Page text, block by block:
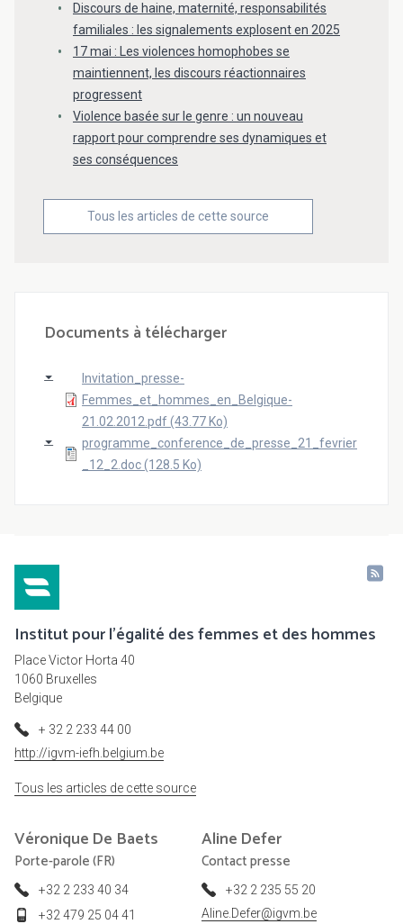
Discours de haine, maternité, responsabilités
familiales : les signalements explosent en 2025
17 mai : Les violences homophobes se
maintiennent, les discours réactionnaires
progressent
Violence basée sur le genre : un nouveau
rapport pour comprendre ses dynamiques et
ses conséquences
Tous les articles de cette source
Documents à télécharger
Invitation_presse-
Femmes_et_hommes_en_Belgique-
21.02.2012.pdf (43.77 Ko)
programme_conference_de_presse_21_fevrier
_12_2.doc (128.5 Ko)
Institut pour l'égalité des femmes et des hommes
Place Victor Horta 40
1060 Bruxelles
Belgique
+ 32 2 233 44 00
http://igvm-iefh.belgium.be
Tous les articles de cette source
Véronique De Baets
Porte-parole (FR)
+32 2 233 40 34
+32 479 25 04 41
Aline Defer
Contact presse
+32 2 235 55 20
Aline.Defer@igvm.be